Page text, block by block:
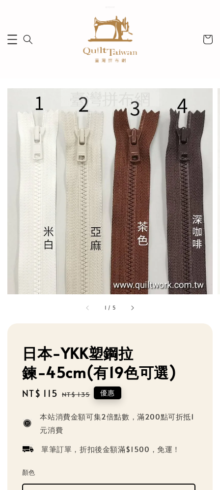
1 / 5
日本-YKK塑鋼拉
鍊-45cm(有19色可選)
Sale
NT$ 115 Regular
NT$ 135 優惠
本站消費金額可集2倍點數，滿200點可折抵1
元消費
單筆訂單，折扣後金額滿$1500，免運！
顏色